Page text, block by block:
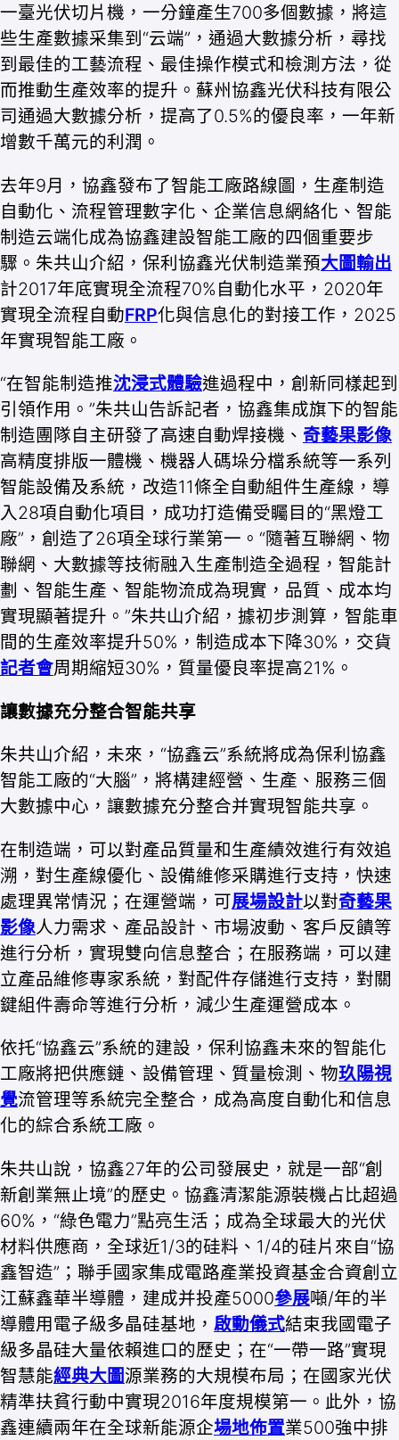
一臺光伏切片機，一分鐘產生700多個數據，將這
些生產數據采集到“云端”，通過大數據分析，尋找
到最佳的工藝流程、最佳操作模式和檢測方法，從
而推動生產效率的提升。蘇州協鑫光伏科技有限公
司通過大數據分析，提高了0.5%的優良率，一年新
增數千萬元的利潤。
去年9月，協鑫發布了智能工廠路線圖，生產制造
自動化、流程管理數字化、企業信息網絡化、智能
制造云端化成為協鑫建設智能工廠的四個重要步
驟。朱共山介紹，保利協鑫光伏制造業預大圖輸出
計2017年底實現全流程70%自動化水平，2020年
實現全流程自動FRP化與信息化的對接工作，2025
年實現智能工廠。
“在智能制造推沈浸式體驗進過程中，創新同樣起到
引領作用。”朱共山告訴記者，協鑫集成旗下的智能
制造團隊自主研發了高速自動焊接機、 奇藝果影像
高精度排版一體機、機器人碼垛分檔系統等一系列
智能設備及系統，改造11條全自動組件生產線，導
入28項自動化項目，成功打造備受矚目的“黑燈工
廠”，創造了26項全球行業第一。“隨著互聯網、物
聯網、大數據等技術融入生產制造全過程，智能計
劃、智能生產、智能物流成為現實，品質、成本均
實現顯著提升。”朱共山介紹，據初步測算，智能車
間的生產效率提升50%，制造成本下降30%，交貨
記者會周期縮短30%，質量優良率提高21%。
讓數據充分整合智能共享
朱共山介紹，未來，“協鑫云”系統將成為保利協鑫
智能工廠的“大腦”，將構建經營、生產、服務三個
大數據中心，讓數據充分整合并實現智能共享。
在制造端，可以對產品質量和生產績效進行有效追
溯，對生產線優化、設備維修采購進行支持，快速
處理異常情況；在運營端，可展場設計以對奇藝果
影像人力需求、產品設計、市場波動、客戶反饋等
進行分析，實現雙向信息整合；在服務端，可以建
立產品維修專家系統，對配件存儲進行支持，對關
鍵組件壽命等進行分析，減少生產運營成本。
依托“協鑫云”系統的建設，保利協鑫未來的智能化
工廠將把供應鏈、設備管理、質量檢測、物玖陽視
覺流管理等系統完全整合，成為高度自動化和信息
化的綜合系統工廠。
朱共山說，協鑫27年的公司發展史，就是一部“創
新創業無止境”的歷史。協鑫清潔能源裝機占比超過
60%，“綠色電力”點亮生活；成為全球最大的光伏
材料供應商，全球近1/3的硅料、1/4的硅片來自“協
鑫智造”；聯手國家集成電路產業投資基金合資創立
江蘇鑫華半導體，建成并投產5000參展噸/年的半
導體用電子級多晶硅基地， 啟動儀式結束我國電子
級多晶硅大量依賴進口的歷史；在“一帶一路”實現
智慧能經典大圖源業務的大規模布局；在國家光伏
精準扶貧行動中實現2016年度規模第一。此外，協
鑫連續兩年在全球新能源企場地佈置業500強中排